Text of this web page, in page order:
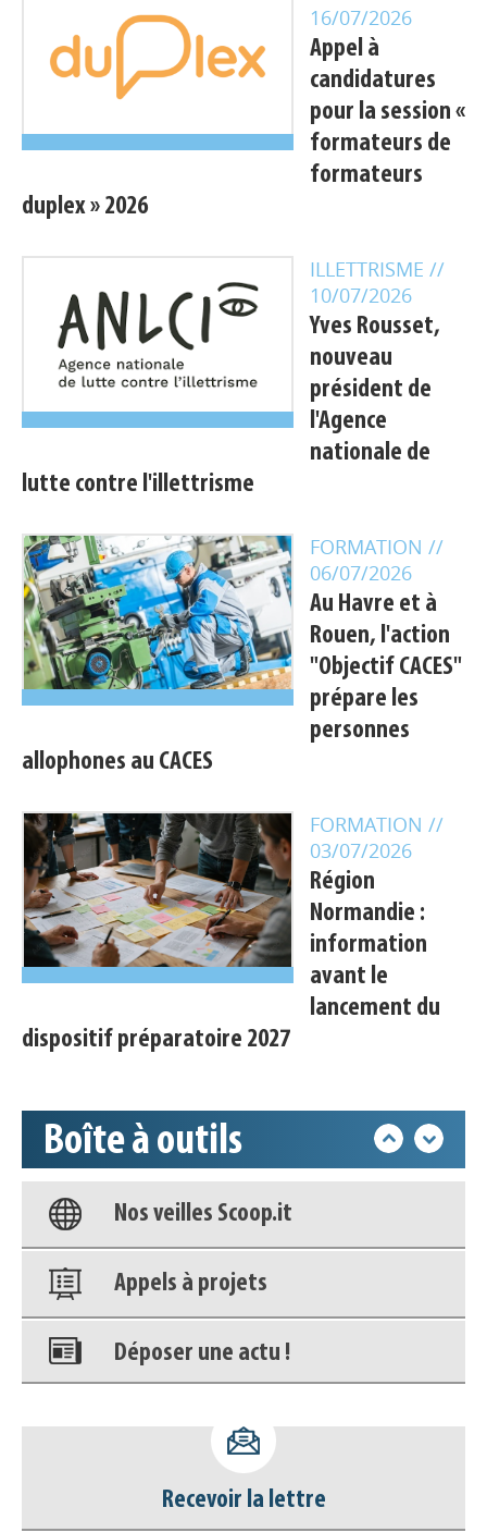
16/07/2026
Appel à
candidatures
pour la session «
formateurs de
formateurs
duplex » 2026
ILLETTRISME //
10/07/2026
Yves Rousset,
nouveau
président de
l'Agence
nationale de
lutte contre l'illettrisme
FORMATION //
06/07/2026
Au Havre et à
Rouen, l'action
"Objectif CACES"
prépare les
personnes
allophones au CACES
FORMATION //
03/07/2026
Région
Normandie :
information
avant le
lancement du
dispositif préparatoire 2027
Boîte à outils
Appels à projets
Déposer une actu !
Accéder à son compte - (Se
Base documentaire
Nos veilles Scoop.it
Appels à projets
Déposer une actu !
déconnecter)
Base documentaire
Recevoir la lettre